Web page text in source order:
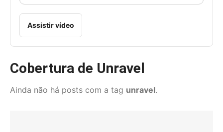
Assistir vídeo
Cobertura de Unravel
Ainda não há posts com a tag unravel.